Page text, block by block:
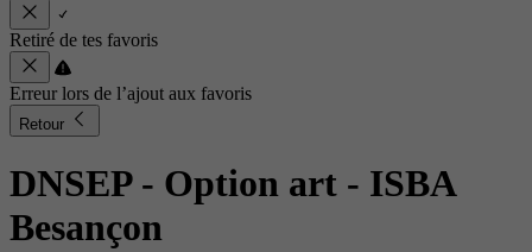
Retiré de tes favoris
Erreur lors de l’ajout aux favoris
Retour
DNSEP - Option art - ISBA
Besançon